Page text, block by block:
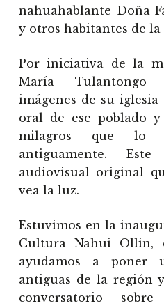
nahuahablante Doña
y otros habitantes de la
Por iniciativa de la
María Tulantongo
imágenes de su
oral de ese poblado
milagros que lo
antiguamente.
audiovisual original
vea la luz.
Estuvimos en la
Cultura Nahui Ollin,
ayudamos a poner
antiguas de la región
conversatorio